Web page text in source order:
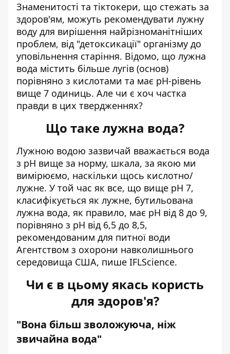
Знаменитості та тіктокери, що стежать за
здоров'ям, можуть рекомендувати лужну
воду для вирішення найрізноманітніших
проблем, від "детоксикації" організму до
уповільнення старіння. Відомо, що лужна
вода містить більше лугів (основ)
порівняно з кислотами та має pH-рівень
вище 7 одиниць. Але чи є хоч частка
правди в цих твердженнях?
Що таке лужна вода?
Лужною водою зазвичай вважається вода
з pH вище за норму, шкала, за якою ми
вимірюємо, наскільки щось кислотно/
лужне. У той час як все, що вище pH 7,
класифікується як лужне, бутильована
лужна вода, як правило, має pH від 8 до 9,
порівняно з pH від 6,5 до 8,5,
рекомендованим для питної води
Агентством з охорони навколишнього
середовища США, пише IFLScience.
Чи є в цьому якась користь
для здоров'я?
"Вона більш зволожуюча, ніж
звичайна вода"